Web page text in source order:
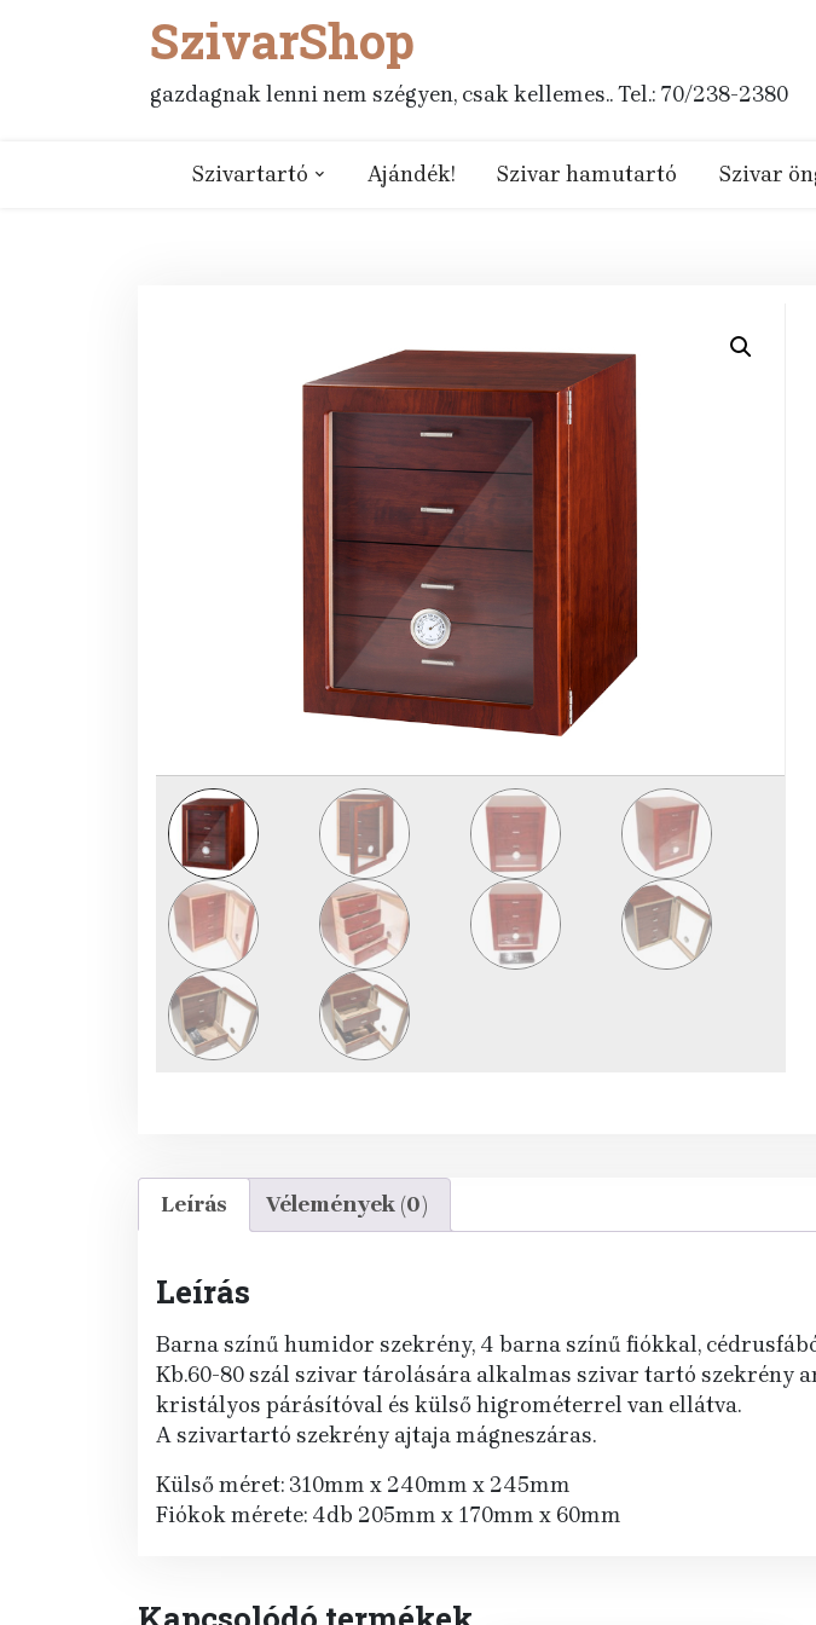
SzivarShop
gazdagnak lenni nem szégyen, csak kellemes.. Tel.: 70/238-2380
Szivartartó Ajándék! Szivar hamutartó Szivar
Leírás Vélemények (0)
Leírás
Barna színű humidor szekrény, 4 barna színű fiókkal,
Kb.60-80 szál szivar tárolására alkalmas szivar tartó szekrény
kristályos párásítóval és külső higrométerrel van ellátva.
A szivartartó szekrény ajtaja mágneszáras.
Külső méret: 310mm x 240mm x 245mm
Fiókok mérete: 4db 205mm x 170mm x 60mm